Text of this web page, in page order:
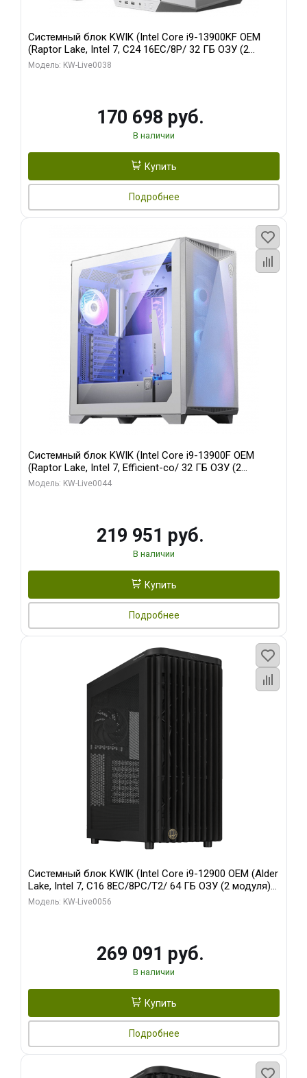
Системный блок KWIK (Intel Core i9-13900KF OEM
(Raptor Lake, Intel 7, C24 16EC/8P/ 32 ГБ ОЗУ (2
модуля)/ Gigabyte RX9070XT GAMING OC 16GB GDDR6
Модель: KW-Live0038
170 698 руб.
В наличии
Купить
Подробнее
Системный блок KWIK (Intel Core i9-13900F OEM
(Raptor Lake, Intel 7, Efficient-co/ 32 ГБ ОЗУ (2
модуля)/ Gigabyte RTX5070Ti AERO OC 16GB GDDR7
Модель: KW-Live0044
219 951 руб.
В наличии
Купить
Подробнее
Системный блок KWIK (Intel Core i9-12900 OEM (Alder
Lake, Intel 7, C16 8EC/8PC/T2/ 64 ГБ ОЗУ (2 модуля)/
Palit RTX5080 INFINITY 3 OC 16GB GDDR7 256bit 3xDP
Модель: KW-Live0056
269 091 руб.
В наличии
Купить
Подробнее